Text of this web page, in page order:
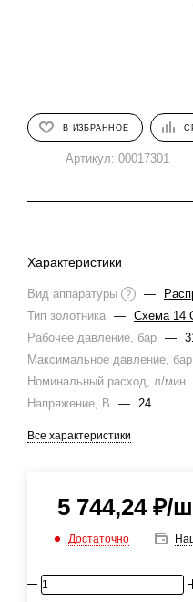
В ИЗБРАННОЕ
Артикул: 00017301
Характеристики
Вид аппаратуры ? —
Тип золотника — Схема 14
Рабочее давление, бар —
Максимальное давление, бар
Номинальный расход, л/мин
Напряжение, В
— 24
Все характеристики
5 744,24₽/
Достаточно